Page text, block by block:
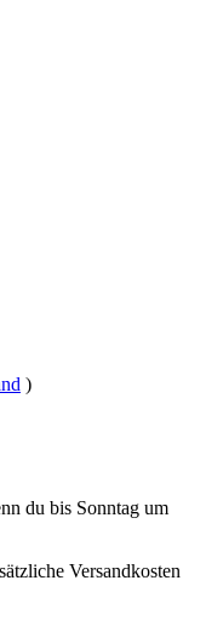
)
du bis Sonntag um
Versandkosten